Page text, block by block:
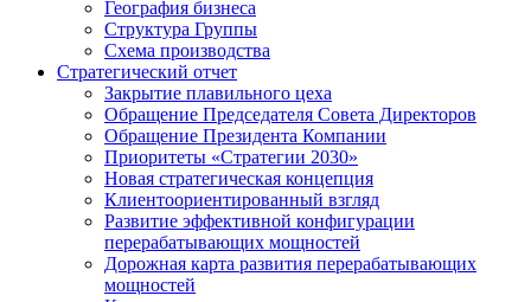
География бизнеса
Структура Группы
Схема производства
Стратегический отчет
Закрытие плавильного цеха
Обращение Председателя Совета Директоров
Обращение Президента Компании
Приоритеты «Стратегии 2030»
Новая стратегическая концепция
Клиентоориентированный взгляд
Развитие эффективной конфигурации
перерабатывающих мощностей
Дорожная карта развития перерабатывающих
мощностей